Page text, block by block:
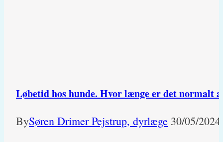
Løbetid hos hunde. Hvor længe er det normalt
BySøren Drimer Pejstrup, dyrlæge 30/05/2024